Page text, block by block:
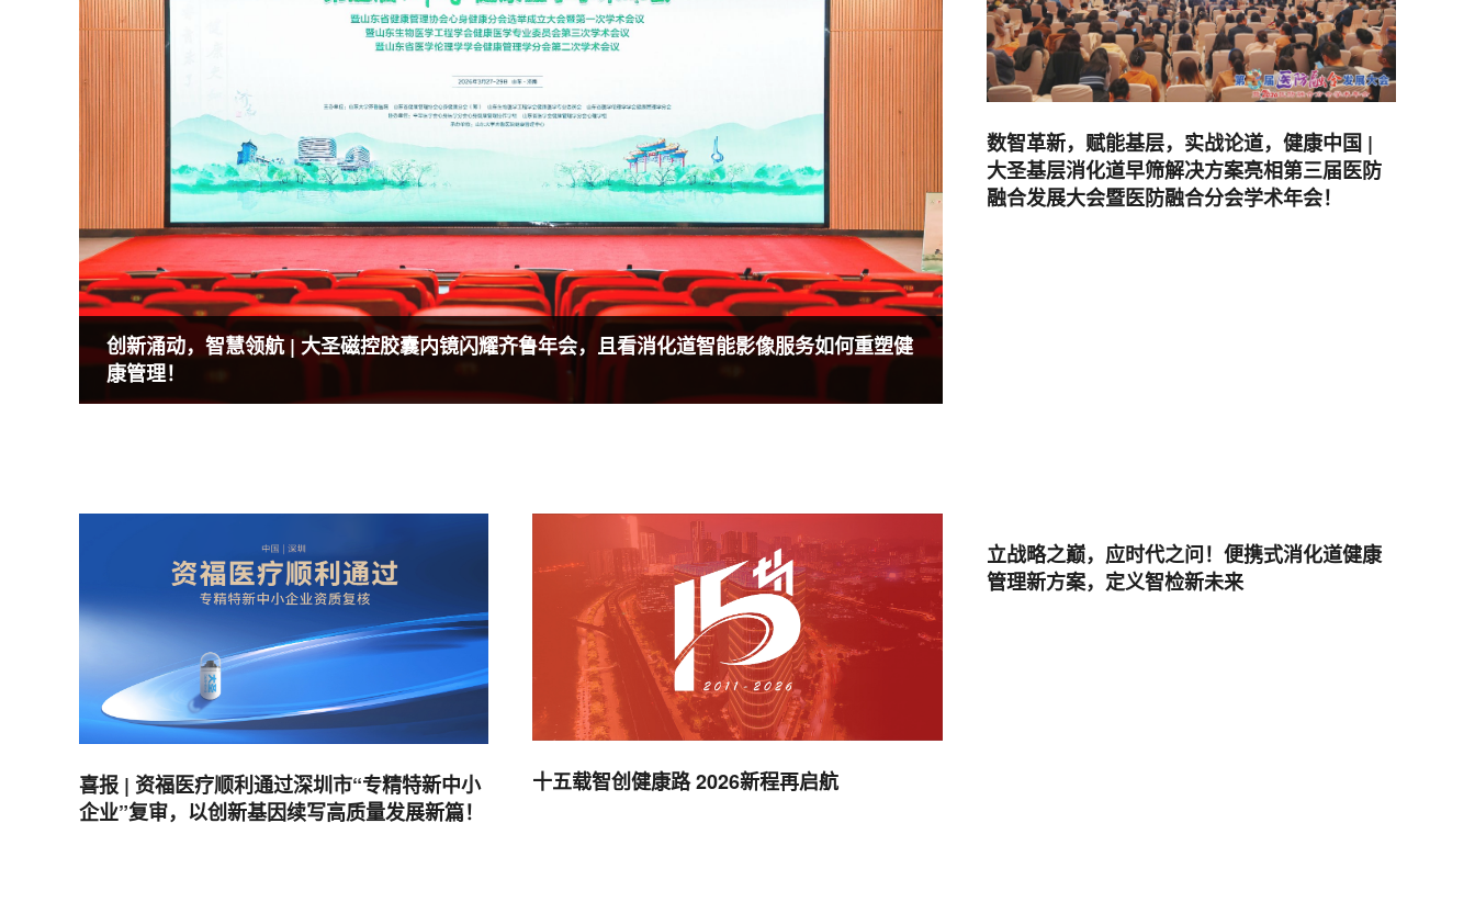
创新涌动，智慧领航 | 大圣磁控胶囊内镜闪耀齐鲁年会，且看消化道智能影像服务如何重塑健
康管理！
数智革新，赋能基层，实战论道，健康中国 |
大圣基层消化道早筛解决方案亮相第三届医防
融合发展大会暨医防融合分会学术年会！
喜报 | 资福医疗顺利通过深圳市“专精特新中小
企业”复审，以创新基因续写高质量发展新篇！
十五载智创健康路 2026新程再启航
立战略之巅，应时代之问！便携式消化道健康
管理新方案，定义智检新未来